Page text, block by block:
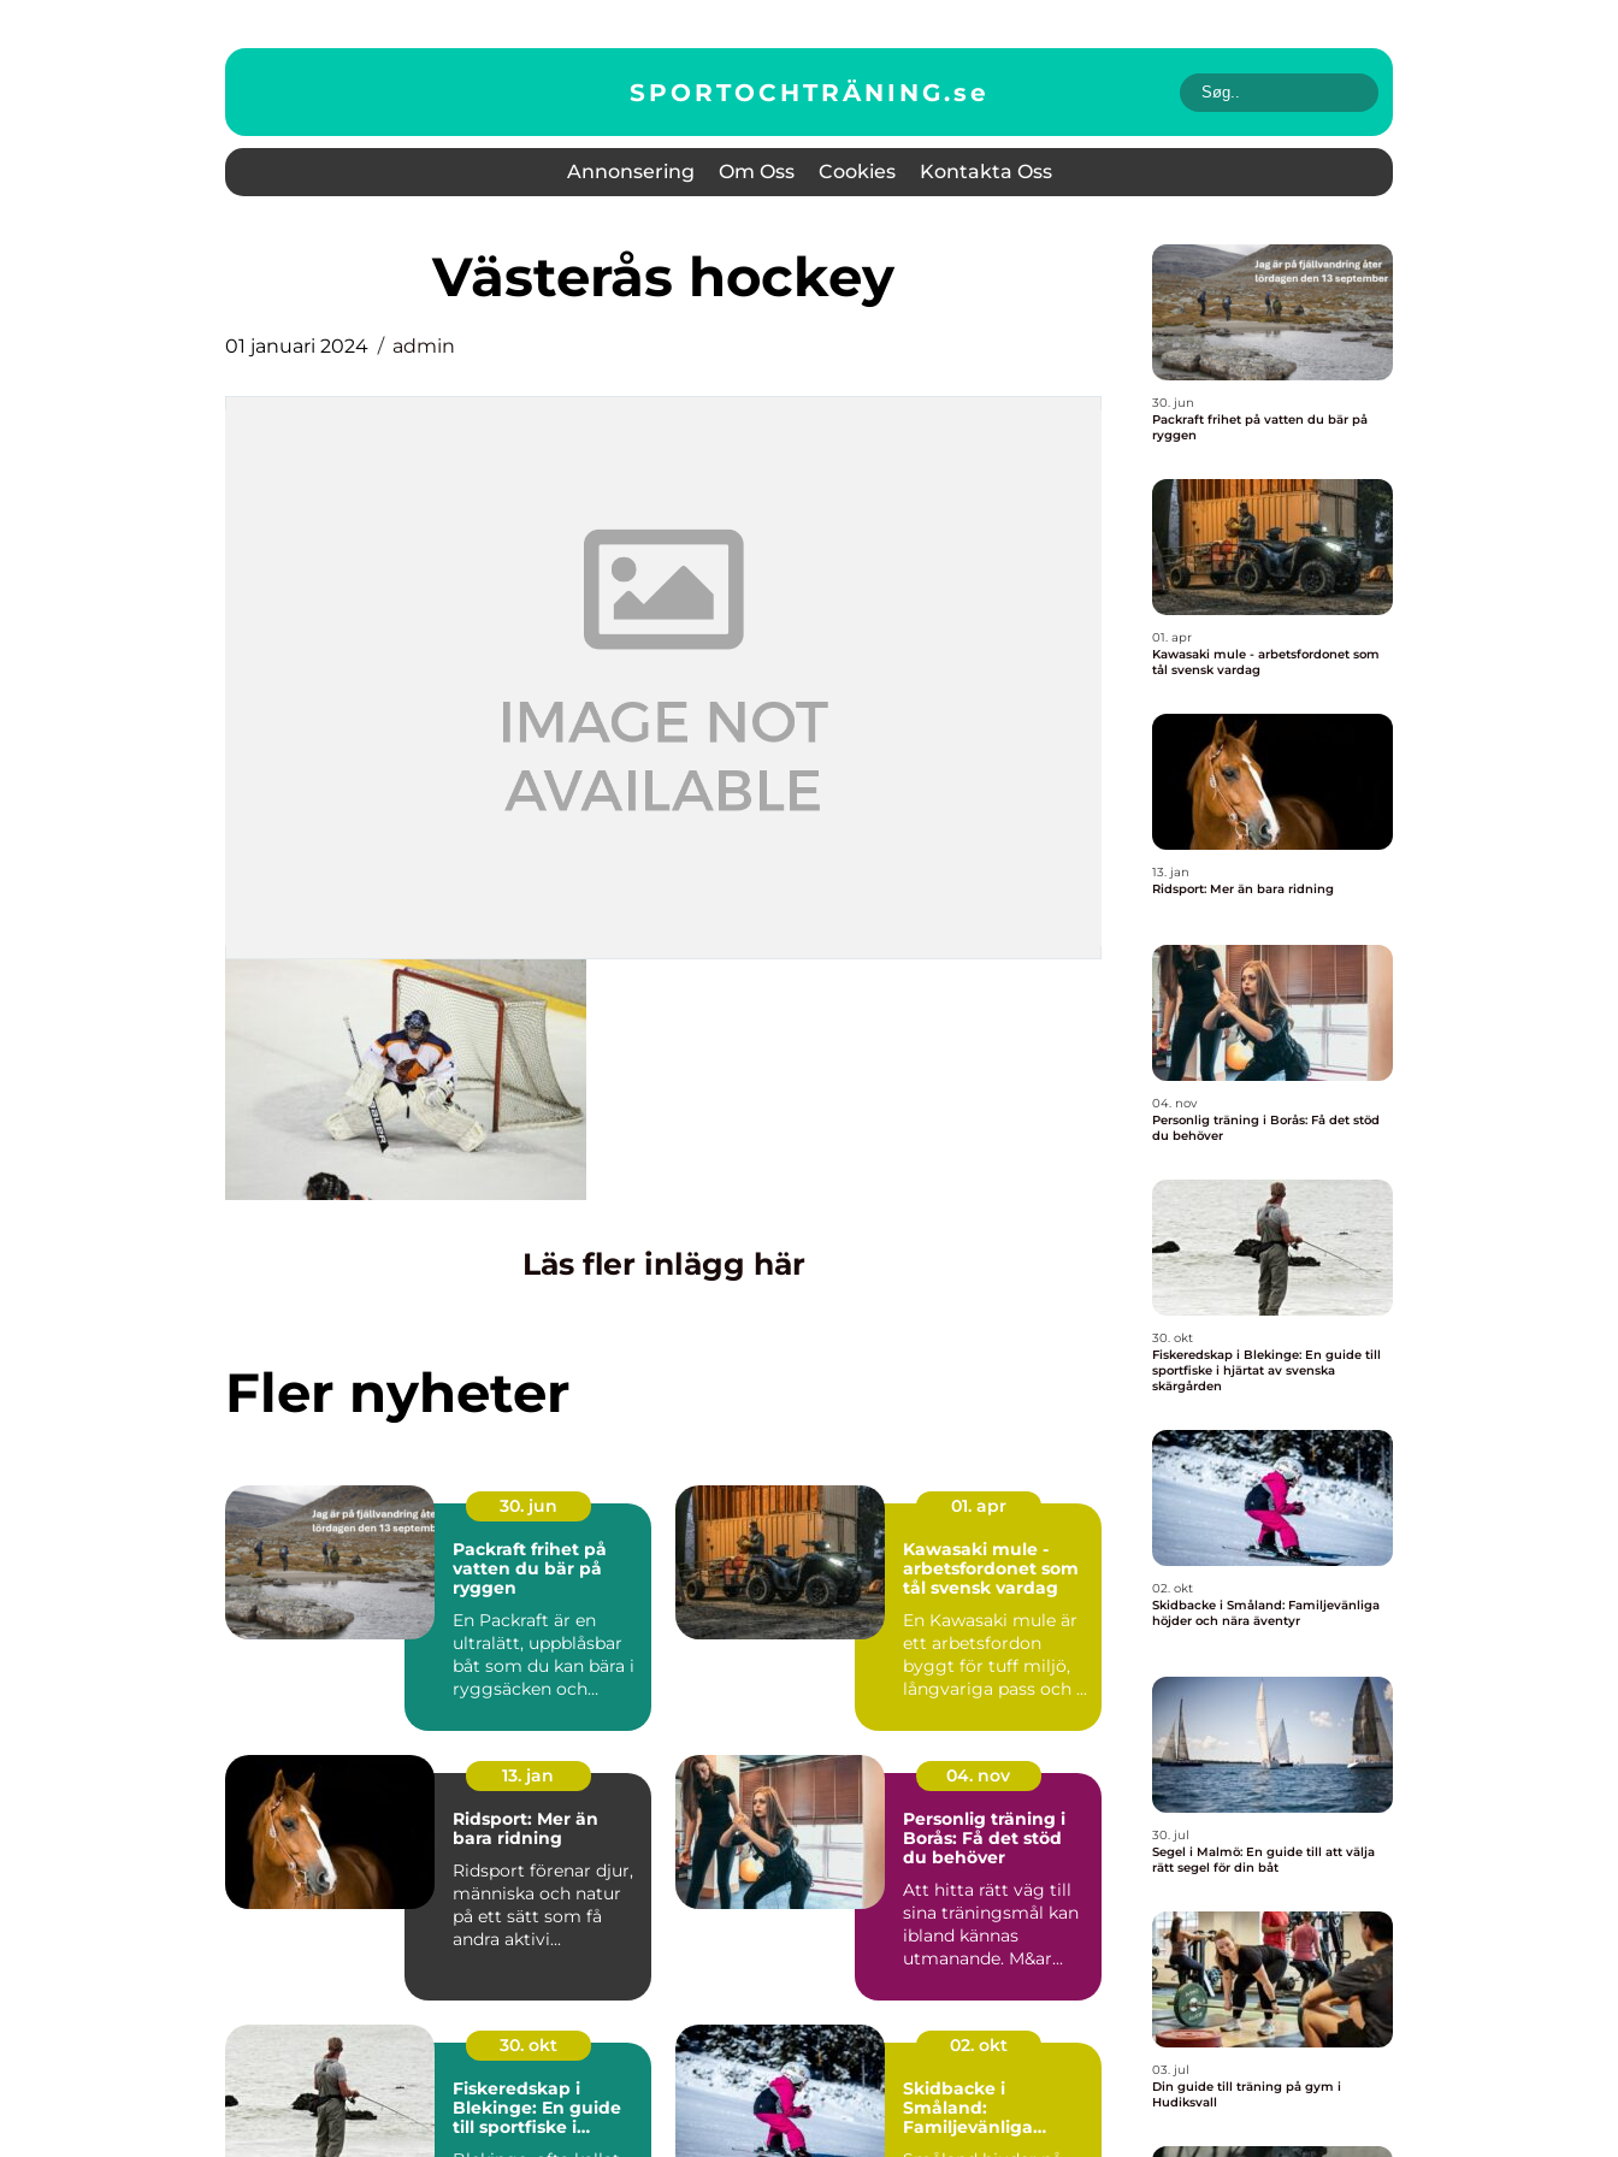
SPORTOCHTRÄNING.se
Annonsering Om Oss Cookies Kontakta Oss
västerås hockey
01 januari 2024 admin
Läs fler inlägg här
Fler nyheter
30. jun
Packraft frihet på
vatten du bär på
ryggen
En Packraft är en
ultralätt, uppblåsbar
båt som du kan bära i
ryggsäcken och
älvar...
01. apr
Kawasaki mule -
arbetsfordonet som
tål svensk vardag
En Kawasaki mule är
ett arbetsfordon
byggt för tuff miljö,
långvariga pass och ...
13. jan
Ridsport: Mer än
bara ridning
Ridsport förenar djur,
människa och natur
på ett sätt som få
andra aktivi...
04. nov
Personlig träning i
Borås: Få det stöd
du behöver
Att hitta rätt väg till
sina träningsmål kan
ibland kännas
utmanande. M&ar...
30. okt
Fiskeredskap i
Blekinge: En guide
till sportfiske i
02. okt
Skidbacke i
Småland:
Familjevänliga
30. jun
Packraft frihet på vatten du bär på
ryggen
01. apr
Kawasaki mule - arbetsfordonet som
tål svensk vardag
13. jan
Ridsport: Mer än bara ridning
04. nov
Personlig träning i Borås: Få det stöd
du behöver
30. okt
Fiskeredskap i Blekinge: En guide till
sportfiske i hjärtat av svenska
skärgården
02. okt
Skidbacke i Småland: Familjevänliga
höjder och nära äventyr
30. jul
Segel i Malmö: En guide till att välja
rätt segel för din båt
03. jul
Din guide till träning på gym i
Hudiksvall